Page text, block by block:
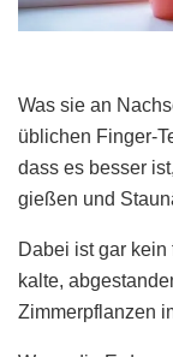
Was sie an
üblichen Finger-
dass es besser
gießen und
Dabei ist gar
kalte,
Zimmerpflanzen